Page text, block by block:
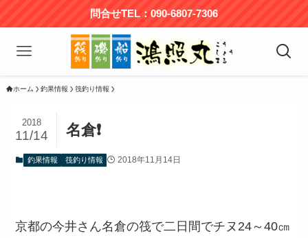
問合せTEL：090-6807-7306
ホーム 釣果情報 筏釣り情報
名倉❗️
2018
11/14
釣果情報 筏釣り情報 2018年11月14日
京都の今井さん名倉の筏で二日間でチヌ24～40㎝